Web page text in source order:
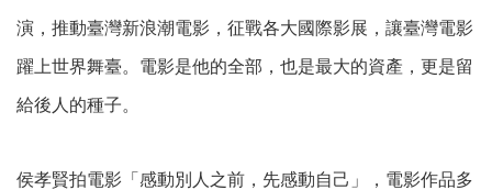
演，推動臺灣新浪潮電影，征戰各大國際影展，讓臺灣電影
躍上世界舞臺。電影是他的全部，也是最大的資產，更是留
給後人的種子。
侯孝賢拍電影「感動別人之前，先感動自己」，電影作品多